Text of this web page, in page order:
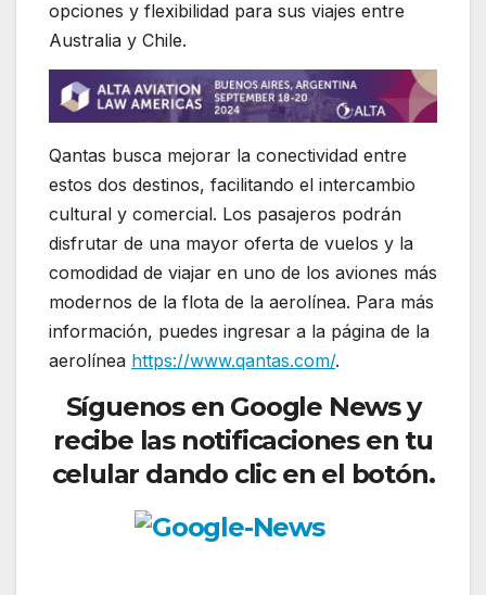
opciones y flexibilidad para sus viajes entre
Australia y Chile.
Qantas busca mejorar la conectividad entre
estos dos destinos, facilitando el intercambio
cultural y comercial. Los pasajeros podrán
disfrutar de una mayor oferta de vuelos y la
comodidad de viajar en uno de los aviones más
modernos de la flota de la aerolínea. Para más
información, puedes ingresar a la página de la
aerolínea https://www.qantas.com/.
Síguenos en Google News y
recibe las notificaciones en tu
celular dando clic en el botón.